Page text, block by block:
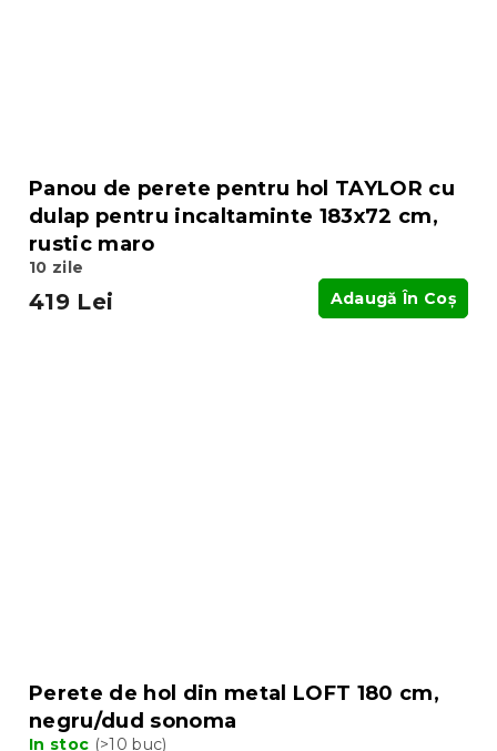
Panou de perete pentru hol TAYLOR cu
dulap pentru incaltaminte 183x72 cm,
rustic maro
10 zile
419 Lei Adaugă În Coş
Perete de hol din metal LOFT 180 cm,
negru/dud sonoma
In stoc (>10 buc)